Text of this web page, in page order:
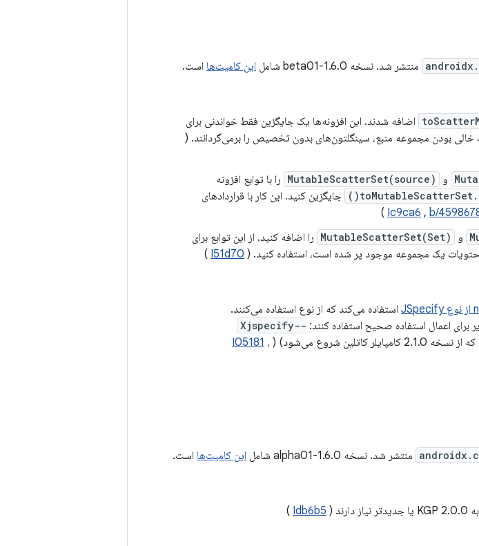
منتشر شد. نسخه 1.6.0-beta01 شامل این کامیت‌ها است.
‎ اضافه شدند. این افزونه‌ها یک جایگزین فقط خواندنی برای
خالی بودن مجموعه منبع، سینگلتون‌های بدون تخصیص را برمی‌گردانند. (
و MutableScatterSet(source) را با توابع افزونه
.toMutableScatterSet()
جایگزین کنید. این کار با قراردادهای
Ic9ca6 , b/
)
و MutableScatterSet(Set) را اضافه کنید. از این توابع برای
I51d70
)
استفاده می‌کند که از نوع استفاده می‌کنند.
برای اعمال استفاده صحیح استفاده کنند:
-Xjspecify-
کاتلین شروع می‌شود) ( I05181 ،
منتشر شد. نسخه 1.6.0-alpha01 شامل این کامیت‌ها است.
Idb6b5
)